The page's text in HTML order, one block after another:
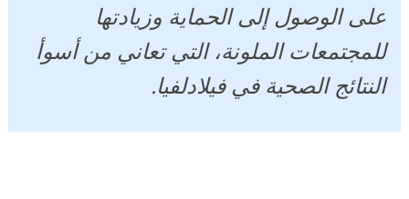
على الوصول إلى الحماية وزيادتها
للمجتمعات الملونة، التي تعاني من أسوأ
النتائج الصحية في فيلادلفيا.